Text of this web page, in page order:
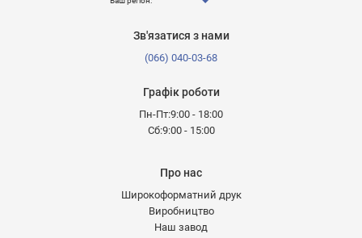
Зв'язатися з нами
(066) 040-03-68
Графік роботи
Пн-Пт:9:00 - 18:00
Сб:9:00 - 15:00
Про нас
Широкоформатний друк
Виробництво
Наш завод